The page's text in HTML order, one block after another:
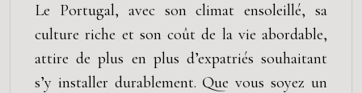
Le Portugal, avec son climat ensoleillé, sa
culture riche et son coût de la vie abordable,
attire de plus en plus d’expatriés souhaitant
s’y installer durablement. Que vous soyez un